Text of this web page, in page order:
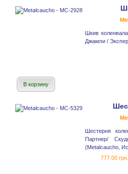
Шкив
Джампи /
В корзину
Шестерня
Партнер/
(Metalcaucho,
777.00 грн.